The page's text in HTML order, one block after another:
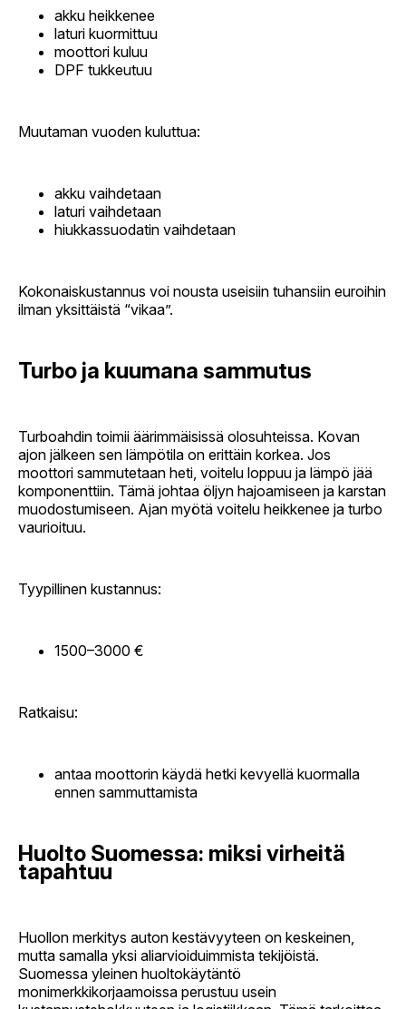
akku heikkenee
laturi kuormittuu
moottori kuluu
DPF tukkeutuu
Muutaman vuoden kuluttua:
akku vaihdetaan
laturi vaihdetaan
hiukkassuodatin vaihdetaan
Kokonaiskustannus voi nousta useisiin tuhansiin euroihin
ilman yksittäistä “vikaa”.
Turbo ja kuumana sammutus
Turboahdin toimii äärimmäisissä olosuhteissa. Kovan
ajon jälkeen sen lämpötila on erittäin korkea. Jos
moottori sammutetaan heti, voitelu loppuu ja lämpö jää
komponenttiin. Tämä johtaa öljyn hajoamiseen ja karstan
muodostumiseen. Ajan myötä voitelu heikkenee ja turbo
vaurioituu.
Tyypillinen kustannus:
1500–3000 €
Ratkaisu:
antaa moottorin käydä hetki kevyellä kuormalla
ennen sammuttamista
Huolto Suomessa: miksi virheitä
tapahtuu
Huollon merkitys auton kestävyyteen on keskeinen,
mutta samalla yksi aliarvioiduimmista tekijöistä.
Suomessa yleinen huoltokäytäntö
monimerkkikorjaamoissa perustuu usein